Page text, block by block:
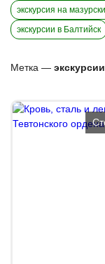
экскурсия на
экскурсии в Балтийск
Метка —